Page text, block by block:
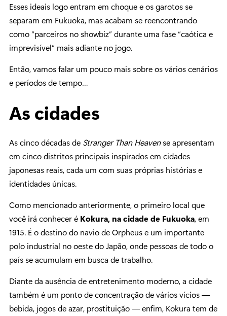
Esses ideais logo entram em choque e os garotos se
separam em Fukuoka, mas acabam se reencontrando
como “parceiros no showbiz” durante uma fase “caótica e
imprevisível” mais adiante no jogo.
Então, vamos falar um pouco mais sobre os vários cenários
e períodos de tempo…
As cidades
As cinco décadas de Stranger Than Heavense apresentam
em cinco distritos principais inspirados em cidades
japonesas reais, cada um com suas próprias histórias e
identidades únicas.
Como mencionado anteriormente, o primeiro local que
você irá conhecer é Kokura, na cidade de Fukuoka, em
1915. É o destino do navio de Orpheus e um importante
polo industrial no oeste do Japão, onde pessoas de todo o
país se acumulam em busca de trabalho.
Diante da ausência de entretenimento moderno, a cidade
também é um ponto de concentração de vários vícios —
bebida, jogos de azar, prostituição — enfim, Kokura tem de